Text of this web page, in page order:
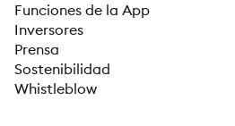
Funciones de la App
Inversores
Prensa
Sostenibilidad
Whistleblow